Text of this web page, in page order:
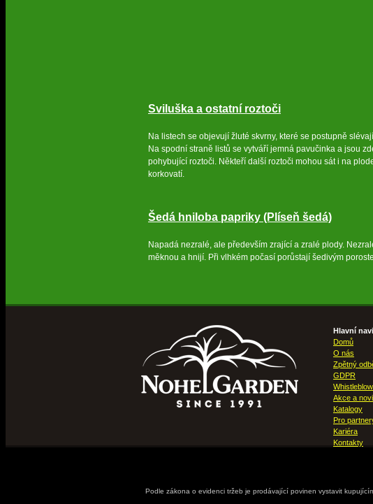
Sviluška a ostatní roztoči
Na listech se objevují žluté skvrny, které se postupně
Na spodní straně listů se vytváří jemná pavučinka a jsou
pohybující roztoči. Někteří další roztoči mohou sát i na
korkovatí.
Šedá hniloba papriky (Plíseň šedá)
Napadá nezralé, ale především zrající a zralé plody.
měknou a hnijí. Při vlhkém počasí porůstají šedivým
Hlavní
Domů
O nás
Zpětný
GDPR
Akce a
Katalogy
Pro
Kariéra
Kontakty
Podle zákona o evidenci tržeb je prodávající povinen vystavit